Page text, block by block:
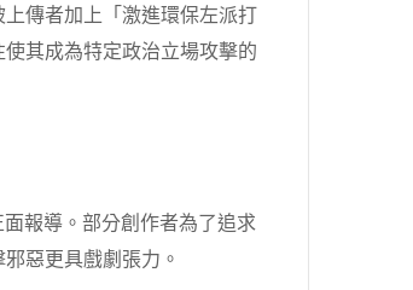
傳者加上「激進環保左派打
其成為特定政治立場攻擊的
報導。部分創作者為了追求
惡更具戲劇張力。